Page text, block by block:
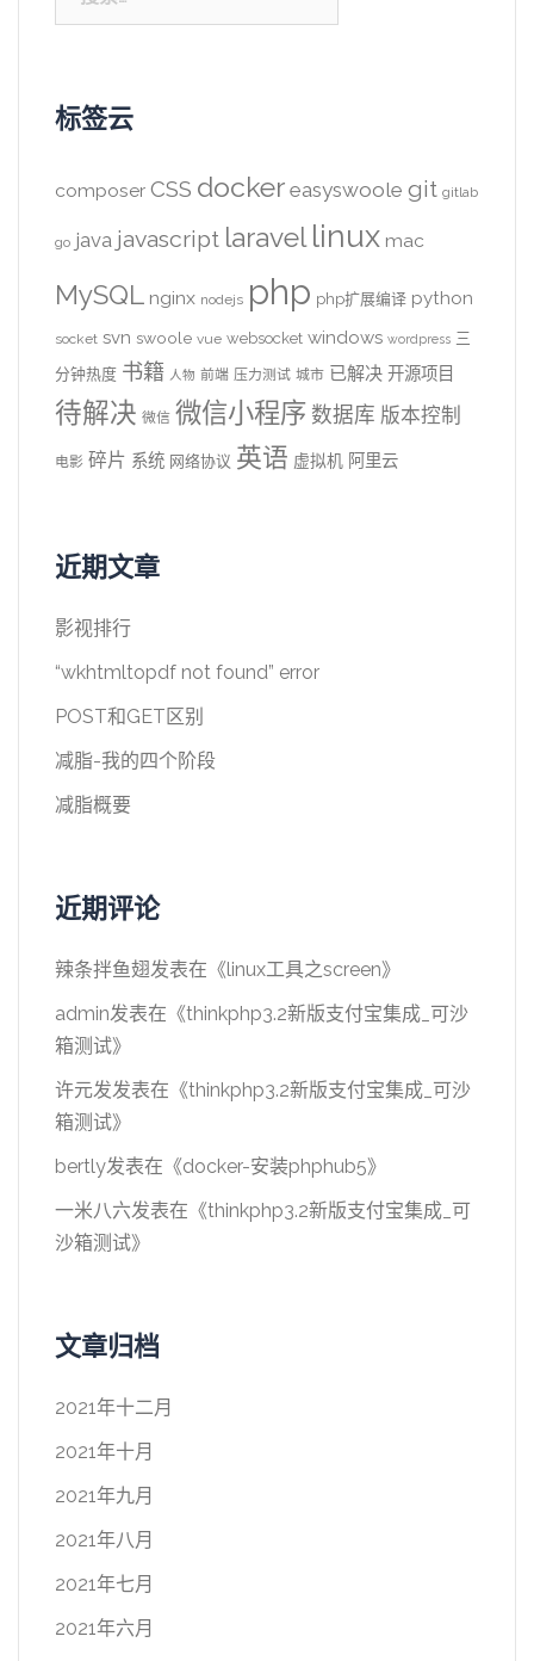
索：
标签云
composer CSS docker easyswoole git gitlab
go java javascript laravel linux mac
MySQL nginx nodejs php php扩展编译 python
socket svn swoole vue websocket windows wordpress 三
分钟热度 书籍 人物 前端 压力测试 城市 已解决 开源项目
待解决 微信 微信小程序 数据库 版本控制
电影 碎片 系统 网络协议 英语 虚拟机 阿里云
近期文章
影视排行
“wkhtmltopdf not found” error
POST和GET区别
减脂-我的四个阶段
减脂概要
近期评论
辣条拌鱼翅发表在《linux工具之screen》
admin发表在《thinkphp3.2新版支付宝集成_可沙
箱测试》
许元发发表在《thinkphp3.2新版支付宝集成_可沙
箱测试》
bertly发表在《docker-安装phphub5》
一米八六发表在《thinkphp3.2新版支付宝集成_可
沙箱测试》
文章归档
2021年十二月
2021年十月
2021年九月
2021年八月
2021年七月
2021年六月